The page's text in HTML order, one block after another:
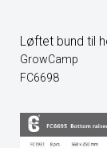
Løftet bund til
GrowCamp
FC6698